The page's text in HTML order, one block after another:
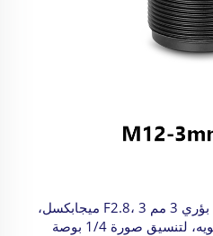
عدسة بتركيز ثابت M12 بُعد بؤري 3 مم F2.8، 3 ميجابكسل،